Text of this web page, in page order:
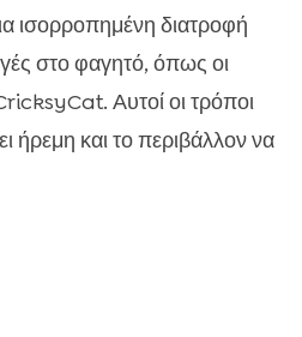
ισορροπημένη διατροφή
στο φαγητό, όπως οι
Αυτοί οι τρόποι
ήρεμη και το περιβάλλον να